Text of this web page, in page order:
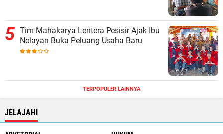
Tim Mahakarya Lentera Pesisir Ajak Ibu
Nelayan Buka Peluang Usaha Baru
TERPOPULER LAINNYA
JELAJAHI